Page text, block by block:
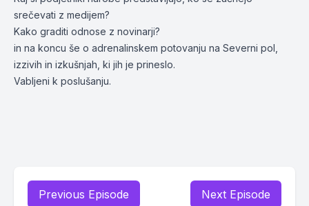
srečevati z medijem?
Kako graditi odnose z novinarji?
in na koncu še o adrenalinskem potovanju na Severni pol,
izzivih in izkušnjah, ki jih je prineslo.
Vabljeni k poslušanju.
Previous Episode Next Episode